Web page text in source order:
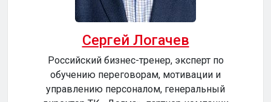
Сергей Логачев
Российский бизнес-тренер, эксперт по
обучению переговорам, мотивации и
управлению персоналом, генеральный